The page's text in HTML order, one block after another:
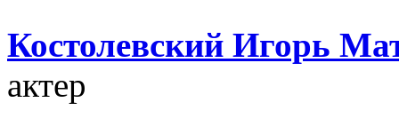
Костолевский Игорь
актер